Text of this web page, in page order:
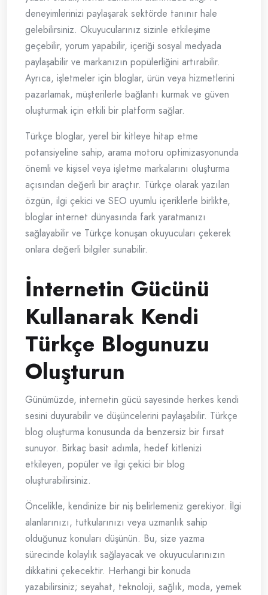
deneyimlerinizi paylaşarak sektörde tanınır hale
gelebilirsiniz. Okuyucularınız sizinle etkileşime
geçebilir, yorum yapabilir, içeriği sosyal medyada
paylaşabilir ve markanızın popülerliğini artırabilir.
Ayrıca, işletmeler için bloglar, ürün veya hizmetlerini
pazarlamak, müşterilerle bağlantı kurmak ve güven
oluşturmak için etkili bir platform sağlar.
Türkçe bloglar, yerel bir kitleye hitap etme
potansiyeline sahip, arama motoru optimizasyonunda
önemli ve kişisel veya işletme markalarını oluşturma
açısından değerli bir araçtır. Türkçe olarak yazılan
özgün, ilgi çekici ve SEO uyumlu içeriklerle birlikte,
bloglar internet dünyasında fark yaratmanızı
sağlayabilir ve Türkçe konuşan okuyucuları çekerek
onlara değerli bilgiler sunabilir.
İnternetin Gücünü
Kullanarak Kendi
Türkçe Blogunuzu
Oluşturun
Günümüzde, internetin gücü sayesinde herkes kendi
sesini duyurabilir ve düşüncelerini paylaşabilir. Türkçe
blog oluşturma konusunda da benzersiz bir fırsat
sunuyor. Birkaç basit adımla, hedef kitlenizi
etkileyen, popüler ve ilgi çekici bir blog
oluşturabilirsiniz.
Öncelikle, kendinize bir niş belirlemeniz gerekiyor. İlgi
alanlarınızı, tutkularınızı veya uzmanlık sahip
olduğunuz konuları düşünün. Bu, size yazma
sürecinde kolaylık sağlayacak ve okuyucularınızın
dikkatini çekecektir. Herhangi bir konuda
yazabilirsiniz; seyahat, teknoloji, sağlık, moda, yemek